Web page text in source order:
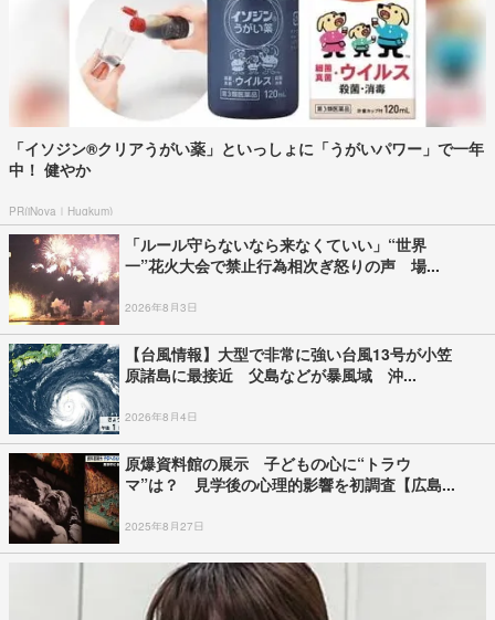
「イソジン®クリアうがい薬」といっしょに「うがいパワー」で一年
中！ 健やか
PR(iNova｜Hugkum)
「ルール守らないなら来なくていい」“世界
一”花火大会で禁止行為相次ぎ怒りの声 場...
2026年8月3日
【台風情報】大型で非常に強い台風13号が小笠
原諸島に最接近 父島などが暴風域 沖...
2026年8月4日
原爆資料館の展示 子どもの心に“トラウ
マ”は？ 見学後の心理的影響を初調査【広島...
2025年8月27日